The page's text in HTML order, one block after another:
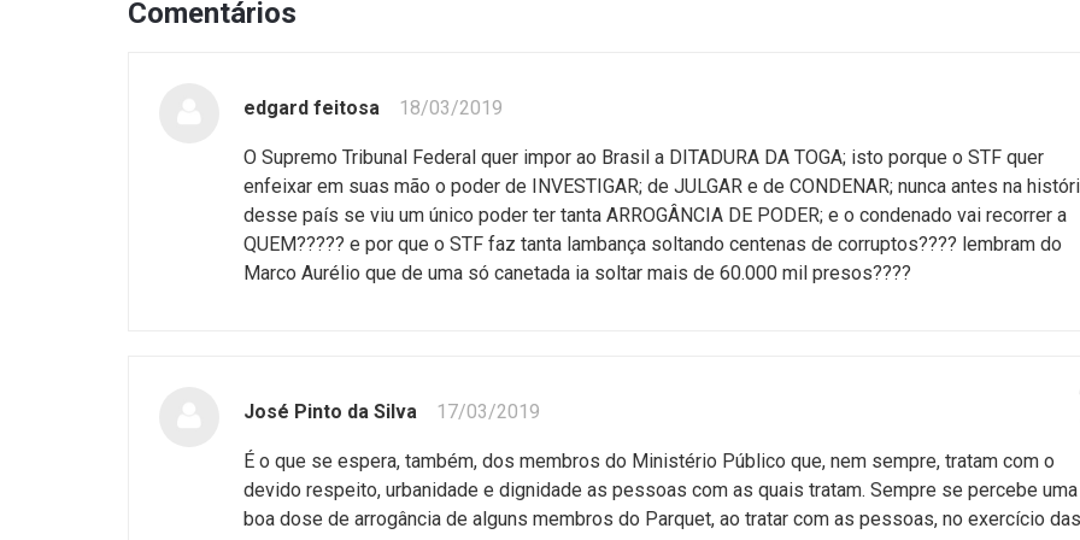
Comentários
edgard feitosa 18/03/2019
O Supremo Tribunal Federal quer impor ao Brasil a DITADURA DA TOGA; isto porque o STF quer
enfeixar em suas mão o poder de INVESTIGAR; de JULGAR e de CONDENAR; nunca antes na
desse país se viu um único poder ter tanta ARROGÂNCIA DE PODER; e o condenado vai recorrer a
QUEM????? e por que o STF faz tanta lambança soltando centenas de corruptos???? lembram do
Marco Aurélio que de uma só canetada ia soltar mais de 60.000 mil presos????
José Pinto da Silva 17/03/2019
É o que se espera, também, dos membros do Ministério Público que, nem sempre, tratam com o
devido respeito, urbanidade e dignidade as pessoas com as quais tratam. Sempre se percebe uma
boa dose de arrogância de alguns membros do Parquet, ao tratar com as pessoas, no exercício das